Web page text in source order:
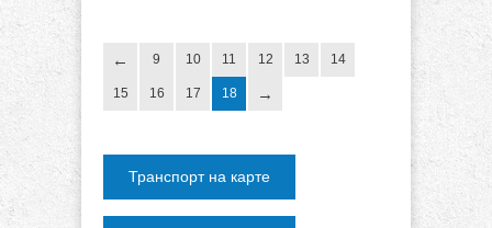
9 10 11 12 13 14
15 16 17 18
Транспорт на карте